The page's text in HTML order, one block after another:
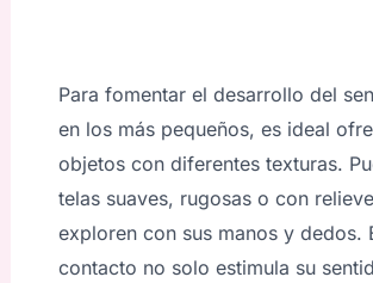
Para fomentar el desarrollo del
en los más pequeños, es ideal
objetos con diferentes texturas.
telas suaves, rugosas o con
exploren con sus manos y dedos.
contacto no solo estimula su